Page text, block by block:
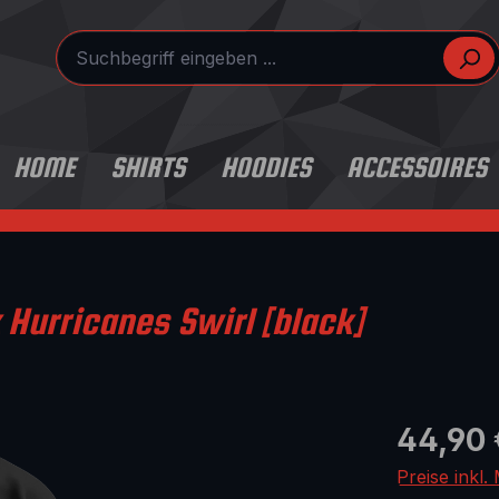
HOME SHIRTS HOODIES ACCESSOIRES
Hurricanes Swirl [black]
Regulärer
44,90
Preise inkl.